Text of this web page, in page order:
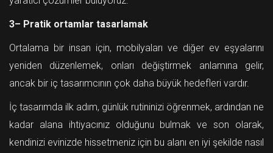
3– Pratik ortamlar tasarlamak
Ortalama bir insan için, mobilyaları ve diğer ev eşyalarını
yeniden düzenlemek, onları değiştirmek anlamına gelir,
ancak bir iç tasarımcının çok daha büyük hedefleri vardır.
İç tasarımda ilk adım, günlük rutininizi öğrenmek, ardından ne
kadar alana ihtiyacınız olduğunu bulmak ve son olarak,
kendinizi evinizde hissetmeniz için bu alanı en iyi şekilde nasıl